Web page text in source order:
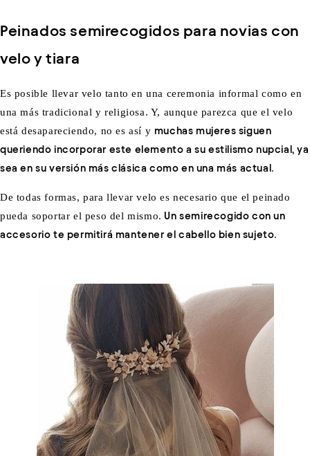
Peinados semirecogidos para novias con
velo y tiara
Es posible llevar velo tanto en una ceremonia informal como en
una más tradicional y religiosa. Y, aunque parezca que el velo
está desapareciendo, no es así y muchas mujeres siguen
queriendo incorporar este elemento a su estilismo nupcial, ya
sea en su versión más clásica como en una más actual .
De todas formas, para llevar velo es necesario que el peinado
pueda soportar el peso del mismo. Un semirecogido con un
accesorio te permitirá mantener el cabello bien sujeto.